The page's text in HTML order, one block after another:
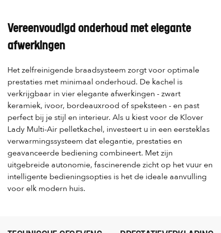
Vereenvoudigd onderhoud met elegante
afwerkingen
Het zelfreinigende braadsysteem zorgt voor optimale
prestaties met minimaal onderhoud. De kachel is
verkrijgbaar in vier elegante afwerkingen - zwart
keramiek, ivoor, bordeauxrood of speksteen - en past
perfect bij je stijl en interieur. Als u kiest voor de Klover
Lady Multi-Air pelletkachel, investeert u in een eersteklas
verwarmingssysteem dat elegantie, prestaties en
geavanceerde bediening combineert. Met zijn
uitgebreide autonomie, fascinerende zicht op het vuur en
intelligente bedieningsopties is het de ideale aanvulling
voor elk modern huis.